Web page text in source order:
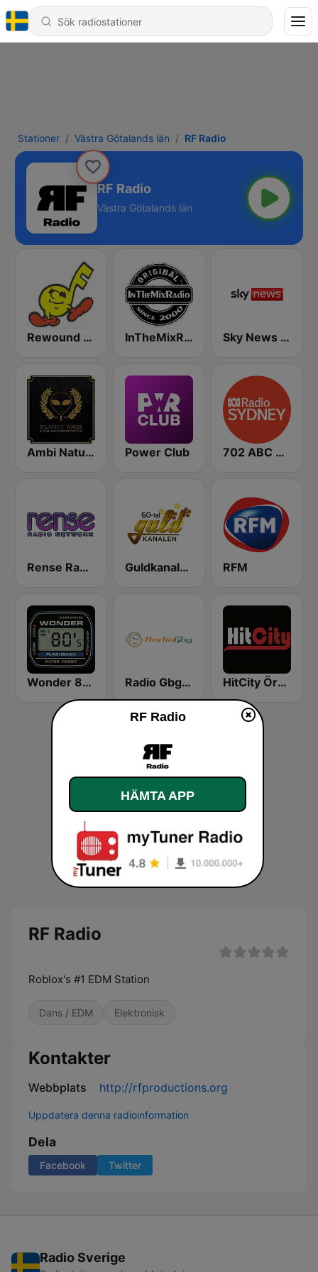
Stationer Västra Götalands län RF Radio
RF Radio
Västra Götalands län
Rewound Radio InTheMixRadio Sky News Radio
Ambi Nature Radio Power Club 702 ABC Sydney
Rense Radio Network Guldkanalen 60-tal RFM
Wonder 80's Radio Gbg 94.9 FM HitCity Öresund
RF Radio
Roblox's #1 EDM Station
Dans / EDM Elektronisk
Kontakter
Webbplats http://rfproductions.org
Uppdatera denna radioinformation
Dela
Facebook Twitter
Radio Sverige
RF Radio
HÄMTA APP